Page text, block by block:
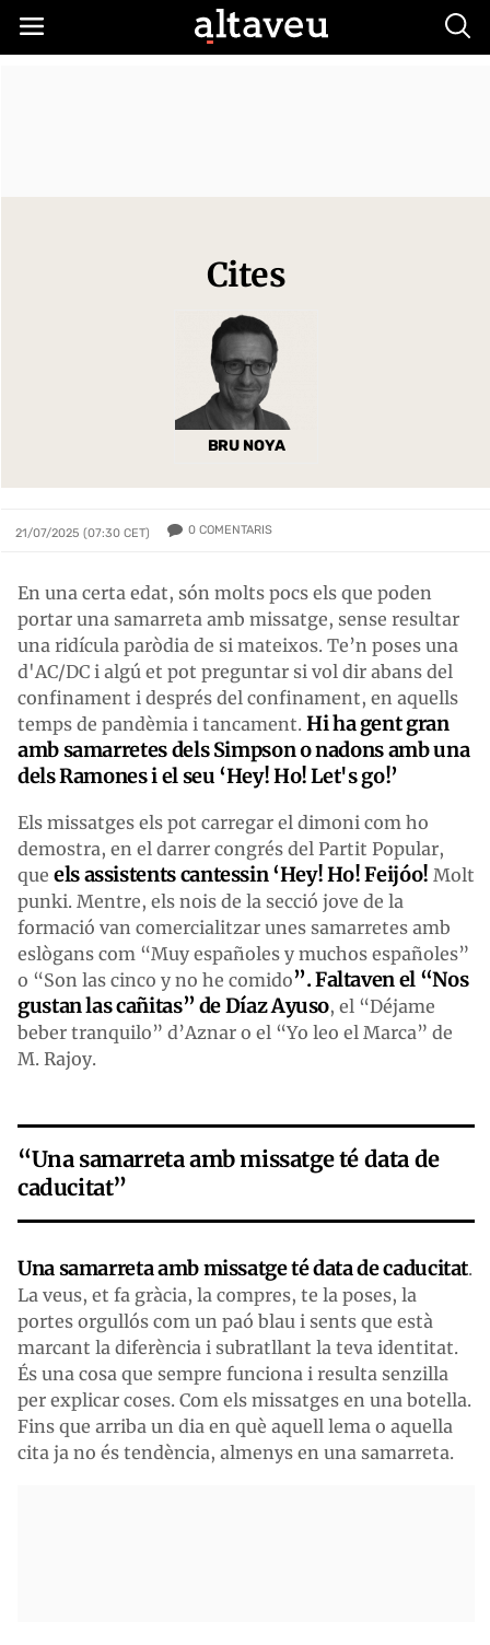
Cites
BRU NOYA
21/07/2025 (07:30 CET) 0 COMENTARIS
En una certa edat, són molts pocs els que poden
portar una samarreta amb missatge, sense resultar
una ridícula paròdia de si mateixos. Te’n poses una
d'AC/DC i algú et pot preguntar si vol dir abans del
confinament i després del confinament, en aquells
temps de pandèmia i tancament. Hi ha gent gran
amb samarretes dels Simpson o nadons amb una
dels Ramones i el seu ‘Hey! Ho! Let's go!’
Els missatges els pot carregar el dimoni com ho
demostra, en el darrer congrés del Partit Popular,
que els assistents cantessin ‘Hey! Ho! Feijóo! Molt
punki. Mentre, els nois de la secció jove de la
formació van comercialitzar unes samarretes amb
eslògans com “Muy españoles y muchos españoles”
o “Son las cinco y no he comido”. Faltaven el “Nos
gustan las cañitas” de Díaz Ayuso, el “Déjame
beber tranquilo” d’Aznar o el “Yo leo el Marca” de
M. Rajoy.
“Una samarreta amb missatge té data de
caducitat”
Una samarreta amb missatge té data de caducitat.
La veus, et fa gràcia, la compres, te la poses, la
portes orgullós com un paó blau i sents que està
marcant la diferència i subratllant la teva identitat.
És una cosa que sempre funciona i resulta senzilla
per explicar coses. Com els missatges en una botella.
Fins que arriba un dia en què aquell lema o aquella
cita ja no és tendència, almenys en una samarreta.